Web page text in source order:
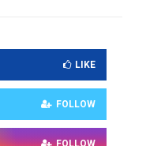
LIKE
FOLLOW
FOLLOW